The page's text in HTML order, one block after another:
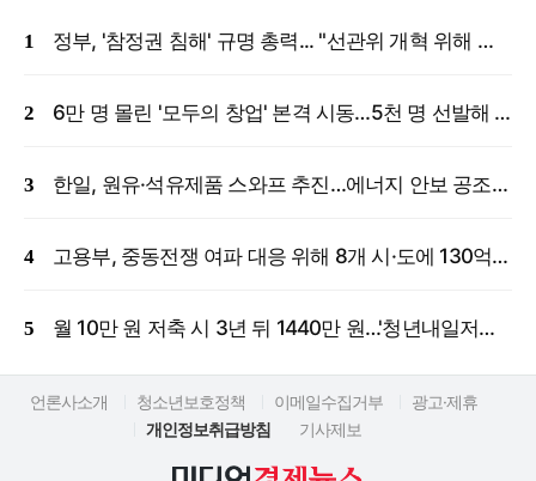
정부, '참정권 침해' 규명 총력... "선관위 개혁 위해 국정조사 등 모든 조치"
6만 명 몰린 '모두의 창업' 본격 시동…5천 명 선발해 밀착 지원
한일, 원유·석유제품 스와프 추진…에너지 안보 공조 강화
고용부, 중동전쟁 여파 대응 위해 8개 시·도에 130억 원 긴급 투입
월 10만 원 저축 시 3년 뒤 1440만 원…'청년내일저축계좌' 신규 모집
언론사소개 청소년보호정책 이메일수집거부
광고·제휴
개인정보취급방침
기사제보